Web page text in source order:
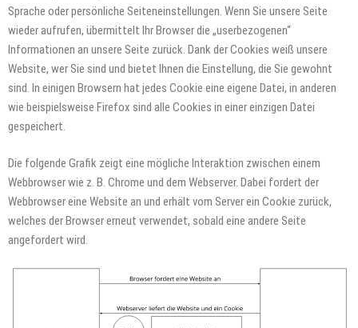
Sprache oder persönliche Seiteneinstellungen. Wenn Sie unsere Seite
wieder aufrufen, übermittelt Ihr Browser die „userbezogenen“
Informationen an unsere Seite zurück. Dank der Cookies weiß unsere
Website, wer Sie sind und bietet Ihnen die Einstellung, die Sie gewohnt
sind. In einigen Browsern hat jedes Cookie eine eigene Datei, in anderen
wie beispielsweise Firefox sind alle Cookies in einer einzigen Datei
gespeichert.
Die folgende Grafik zeigt eine mögliche Interaktion zwischen einem
Webbrowser wie z. B. Chrome und dem Webserver. Dabei fordert der
Webbrowser eine Website an und erhält vom Server ein Cookie zurück,
welches der Browser erneut verwendet, sobald eine andere Seite
angefordert wird.